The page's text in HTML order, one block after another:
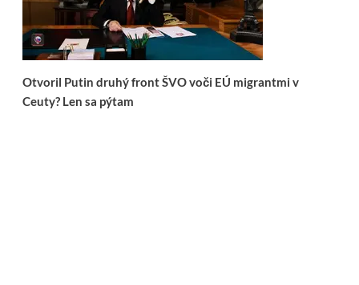
Otvoril Putin druhý front ŠVO voči EÚ migrantmi v
Ceuty? Len sa pýtam